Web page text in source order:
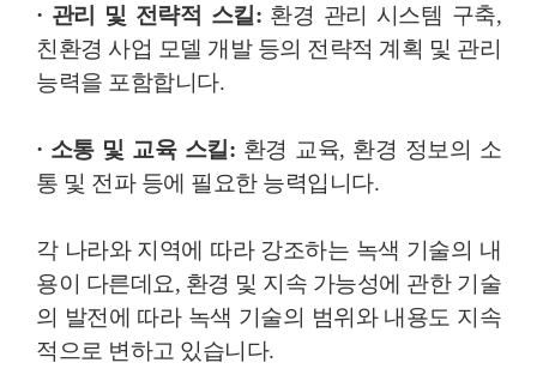
· 관리 및 전략적 스킬: 환경 관리 시스템 구축,
친환경 사업 모델 개발 등의 전략적 계획 및 관리
능력을 포함합니다.
· 소통 및 교육 스킬: 환경 교육, 환경 정보의 소
통 및 전파 등에 필요한 능력입니다.
각 나라와 지역에 따라 강조하는 녹색 기술의 내
용이 다른데요, 환경 및 지속 가능성에 관한 기술
의 발전에 따라 녹색 기술의 범위와 내용도 지속
적으로 변하고 있습니다.